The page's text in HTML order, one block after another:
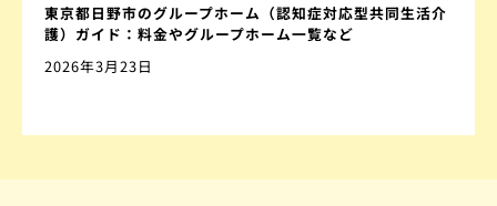
東京都日野市のグループホーム（認知症対応型共同生活介
護）ガイド：料金やグループホーム一覧など
2026年3月23日